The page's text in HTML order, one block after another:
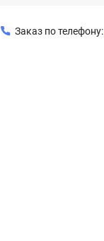
Заказ по телефону: